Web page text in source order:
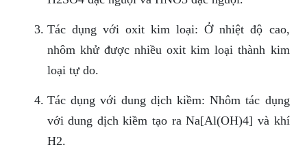
Tác dụng với oxit kim loại: Ở nhiệt độ cao,
nhôm khử được nhiều oxit kim loại thành kim
loại tự do.
Tác dụng với dung dịch kiềm: Nhôm tác dụng
với dung dịch kiềm tạo ra Na[Al(OH)4] và khí
H2.